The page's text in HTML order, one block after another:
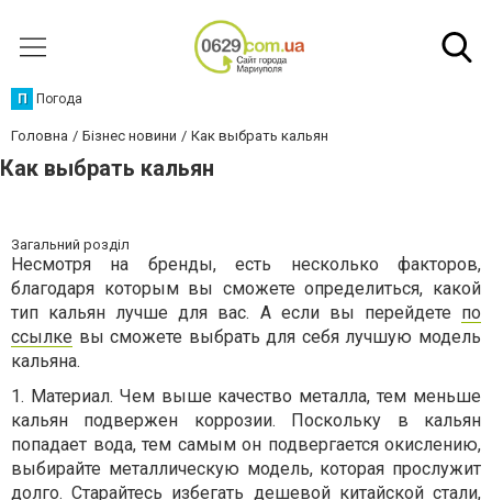
П Погода
Головна Бізнес новини Как выбрать кальян
Как выбрать кальян
Загальний розділ
Несмотря на бренды, есть несколько факторов,
благодаря которым вы сможете определиться, какой
тип кальян лучше для вас. А если вы перейдете по
ссылке вы сможете выбрать для себя лучшую модель
кальяна.
1. Материал. Чем выше качество металла, тем меньше
кальян подвержен коррозии. Поскольку в кальян
попадает вода, тем самым он подвергается окислению,
выбирайте металлическую модель, которая прослужит
долго. Старайтесь избегать дешевой китайской стали,